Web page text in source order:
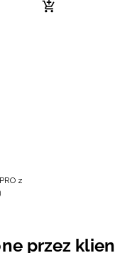
z
przez